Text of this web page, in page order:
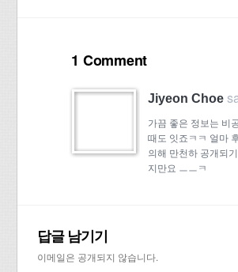
1 Comment
Jiyeon Choe
가끔 좋은 정보는 비
때도 잇죠ㅋㅋ 얼마
의해 만천하 공개되
지만요 ㅡㅡㅋ
답글 남기기
이메일은 공개되지 않습니다.